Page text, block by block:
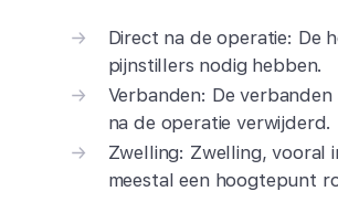
Direct na de operatie: De
pijnstillers nodig hebben.
Verbanden: De
na de operatie verwijderd.
Zwelling: Zwelling, vooral
meestal een hoogtepunt